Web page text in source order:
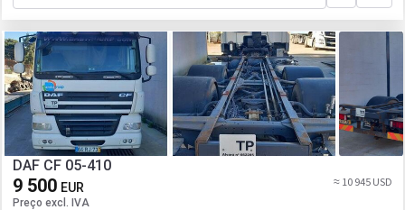
DAF CF 05-410
9 500 EUR
Preço excl. IVA
≈ 10 945 USD